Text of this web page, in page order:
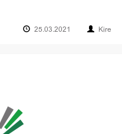
25.03.2021 Kire